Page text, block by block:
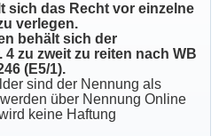
sich das Recht vor einzelne
verlegen.
behält sich der
4 zu zweit zu reiten nach WB
(E5/1).
sind der Nennung als
über Nennung Online
keine Haftung